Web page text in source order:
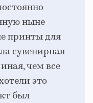
ныне
принты для
сувенирная
чем все
это
был